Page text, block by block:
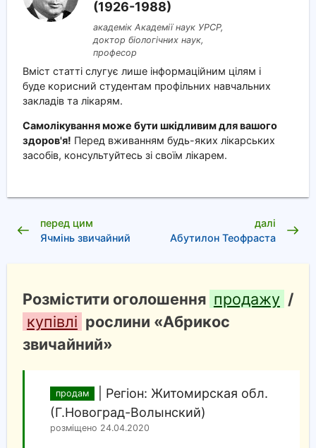
Вміст статті слугує лише інформаційним цілям і
буде корисний студентам профільних навчальних
закладів та лікарям.
Самолікування може бути шкідливим для вашого
здоров'я! Перед вживанням будь-яких лікарських
засобів, консультуйтесь зі своїм лікарем.
(1926-1988)
академік Академії наук УРСР,
доктор біологічних наук,
професор
перед цим
Ячмінь звичайний
далі
Абутилон Теофраста
Розмістити оголошення продажу /
купівлі рослини «Абрикос
звичайний»
продам
Регіон: Житомирская обл.
(Г.Новоград-Волынский)
розміщено 24.04.2020